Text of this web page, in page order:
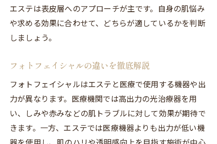
エステは表皮層へのアプローチが主です。自身の肌悩み
や求める効果に合わせて、どちらが適しているかを判断
しましょう。
フォトフェイシャルの違いを徹底解説
フォトフェイシャルはエステと医療で使用する機器や出
力が異なります。医療機関では高出力の光治療器を用
い、しみや赤みなどの肌トラブルに対して効果が期待で
きます。一方、エステでは医療機器よりも出力が低い機